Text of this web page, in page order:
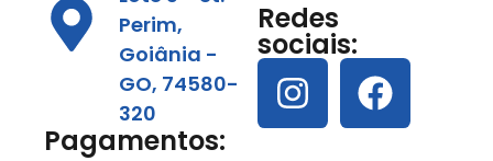
Perim,
Goiânia -
GO, 74580-
320
Pagamentos:
Redes
sociais: